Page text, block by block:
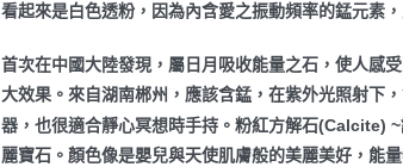
看起來是白色透粉，因為內含愛之振動頻率的錳元素
首次在中國大陸發現，屬日月吸收能量之石，使人感
大效果。來自湖南郴州，應該含錳，在紫外光照射下
器，也很適合靜心冥想時手持。粉紅方解石(Calcite)
麗寶石。顏色像是嬰兒與天使肌膚般的美麗美好，能